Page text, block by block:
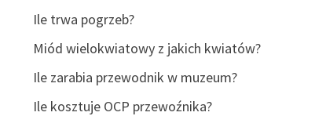
Ile trwa pogrzeb?
Miód wielokwiatowy z jakich kwiatów?
Ile zarabia przewodnik w muzeum?
Ile kosztuje OCP przewoźnika?